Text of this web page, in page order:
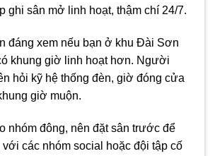
ghi sân mở linh hoạt, thậm chí 24/7.
đáng xem nếu bạn ở khu Đài Sơn
khung giờ linh hoạt hơn. Người
hỏi kỹ hệ thống đèn, giờ đóng cửa
giờ muộn.
nhóm đông, nên đặt sân trước để
với các nhóm social hoặc đội tập cố